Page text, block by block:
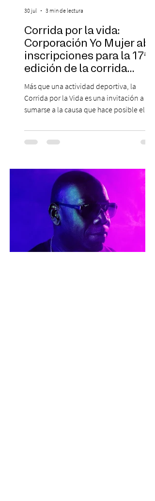
Corrida por la vida:
Corporación Yo Mujer abre
inscripciones para la 17ª
edición de la corrida
solidaria
Más que una actividad deportiva, la
Corrida por la Vida es una invitación a
sumarse a la causa que hace posible el
desarrolla durante todo el año: brindar
orientación, contención y apoyo
experiencia del cáncer de mama y a sus
familias, además de impulsar la detección
temprana, porque la información también
es una forma de acompañar. Con este
propósito, la Corporación realizará la 17ª
Corrida por la Vida, e
30 jul 3 min de lectura